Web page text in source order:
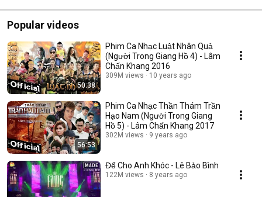
Popular videos
50:38
Phim Ca Nhạc Luật Nhân Quả
(Người Trong Giang Hồ 4) - Lâm
Chấn Khang 2016
309M views 10 years ago
56:53
Phim Ca Nhạc Thần Thám Trần
Hạo Nam (Người Trong Giang
Hồ 5) - Lâm Chấn Khang 2017
302M views 9 years ago
Để Cho Anh Khóc - Lê Bảo Bình
122M views 8 years ago